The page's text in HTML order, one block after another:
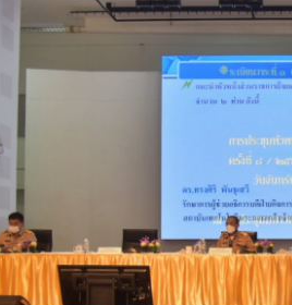
การเลือกตั้ง สมาชิกสภาและนายก
ารจัดการความเสี่ยงของ อบจ.สุพร